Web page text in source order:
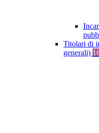
Titolari di
generali)